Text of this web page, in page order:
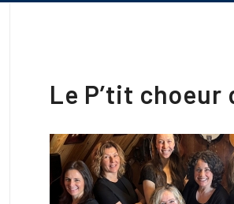
Le P’tit choeur